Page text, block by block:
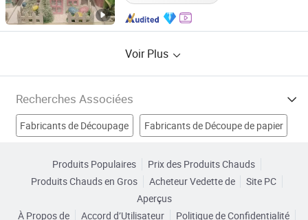
Voir Plus
Recherches Associées
Fabricants de Découpage Fabricants de Découpe de papier
Fabricants de meilleur papier à dessin
Produits Populaires
Prix des Produits Chauds
Produits Chauds en Gros
Acheteur Vedette de
Site PC
Aperçus
À Propos de
Accord d’Utilisateur Politique de Confidentialité